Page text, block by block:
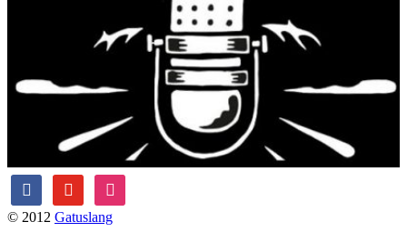
facebookyoutubeinstagram
© 2012 Gatuslang